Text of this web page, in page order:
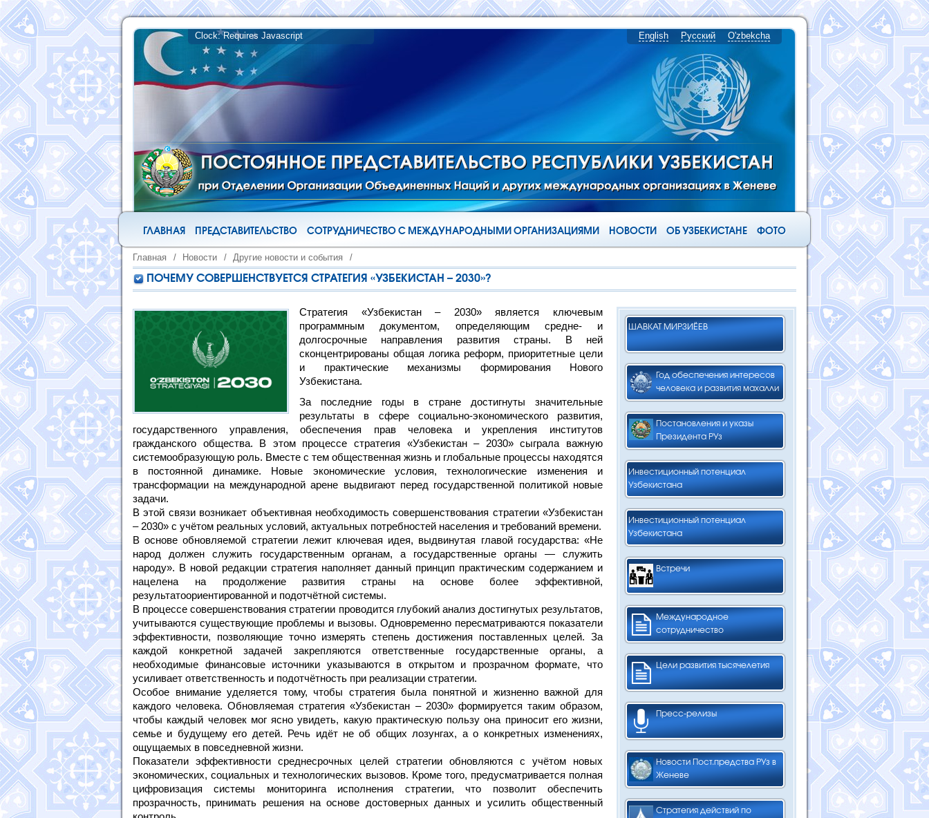
English Русский O'zbekcha
ГЛАВНАЯ ПРЕДСТАВИТЕЛЬСТВО СОТРУДНИЧЕСТВО С МЕЖДУНАРОДНЫМИ ОРГАНИЗАЦИЯМИ НОВОСТИ ОБ УЗБЕКИСТАНЕ ФОТО
Главная / Новости / Другие новости и события /
ПОЧЕМУ СОВЕРШЕНСТВУЕТСЯ СТРАТЕГИЯ «УЗБЕКИСТАН – 2030»?
ШАВКАТ МИРЗИЁЕВ
Год обеспечения интересов
человека и развития махалли
Постановления и указы
Президента РУз
Инвестиционный потенциал
Узбекистана
Инвестиционный потенциал
Узбекистана
Встречи
Международное
сотрудничество
Цели развития тысячелетия
Пресс-релизы
Новости Пост.предства РУз в
Женеве
Стратегия действий по
Стратегия «Узбекистан – 2030» является ключевым
программным документом, определяющим средне- и
долгосрочные направления развития страны. В ней
сконцентрированы общая логика реформ, приоритетные цели
и практические механизмы формирования Нового
Узбекистана.
За последние годы в стране достигнуты значительные
результаты в сфере социально-экономического развития,
государственного управления, обеспечения прав человека и укрепления институтов
гражданского общества. В этом процессе стратегия «Узбекистан – 2030» сыграла важную
системообразующую роль. Вместе с тем общественная жизнь и глобальные процессы находятся
в постоянной динамике. Новые экономические условия, технологические изменения и
трансформации на международной арене выдвигают перед государственной политикой новые
задачи.
В этой связи возникает объективная необходимость совершенствования стратегии «Узбекистан
– 2030» с учётом реальных условий, актуальных потребностей населения и требований времени.
В основе обновляемой стратегии лежит ключевая идея, выдвинутая главой государства: «Не
народ должен служить государственным органам, а государственные органы — служить
народу». В новой редакции стратегия наполняет данный принцип практическим содержанием и
нацелена на продолжение развития страны на основе более эффективной,
результатоориентированной и подотчётной системы.
В процессе совершенствования стратегии проводится глубокий анализ достигнутых результатов,
учитываются существующие проблемы и вызовы. Одновременно пересматриваются показатели
эффективности, позволяющие точно измерять степень достижения поставленных целей. За
каждой конкретной задачей закрепляются ответственные государственные органы, а
необходимые финансовые источники указываются в открытом и прозрачном формате, что
усиливает ответственность и подотчётность при реализации стратегии.
Особое внимание уделяется тому, чтобы стратегия была понятной и жизненно важной для
каждого человека. Обновляемая стратегия «Узбекистан – 2030» формируется таким образом,
чтобы каждый человек мог ясно увидеть, какую практическую пользу она приносит его жизни,
семье и будущему его детей. Речь идёт не об общих лозунгах, а о конкретных изменениях,
ощущаемых в повседневной жизни.
Показатели эффективности среднесрочных целей стратегии обновляются с учётом новых
экономических, социальных и технологических вызовов. Кроме того, предусматривается полная
цифровизация системы мониторинга исполнения стратегии, что позволит обеспечить
прозрачность, принимать решения на основе достоверных данных и усилить общественный